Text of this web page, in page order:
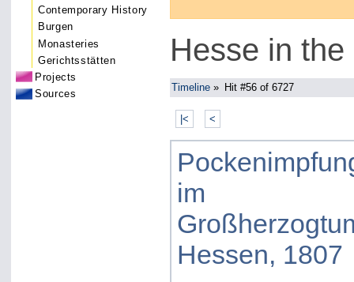
Contemporary History
Burgen
Monasteries
Gerichtsstätten
Projects
Sources
Hesse in
Timeline » Hit #56 of 6727
|< <
im
Hessen, 1807